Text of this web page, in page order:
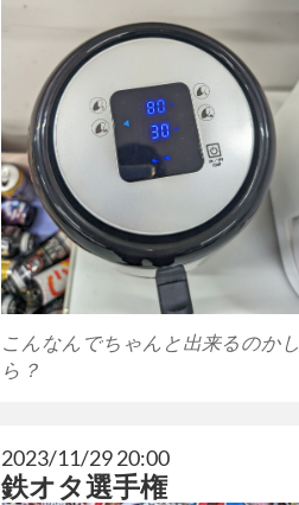
こんなんでちゃんと出来るのかし
ら？
2023/11/29 20:00
鉄オタ選手権